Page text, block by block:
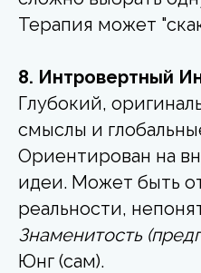
Терапия может
8. Интровертный
Глубокий,
смыслы и
Ориентирован на
идеи. Может быть
реальности,
Знаменитость
Юнг (сам).